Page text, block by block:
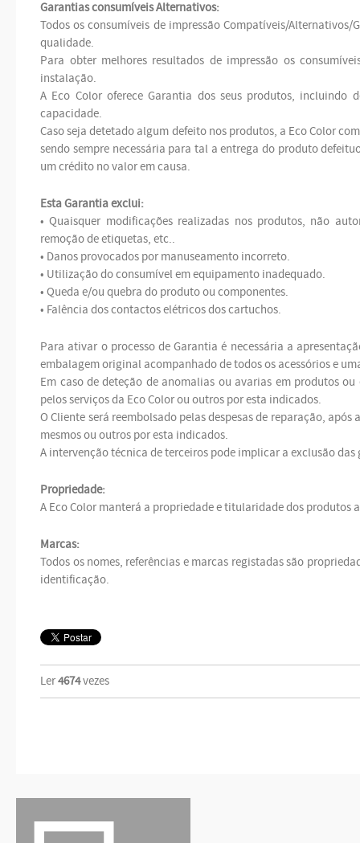
Garantias consumíveis Alternativos:
Todos os consumíveis de impressão Compatíveis/
qualidade.
Para obter melhores resultados de impressão os
instalação.
A Eco Color oferece Garantia dos seus produtos,
capacidade.
Caso seja detetado algum defeito nos produtos, a Eco Color
sendo sempre necessária para tal a entrega do produto
um crédito no valor em causa.
Esta Garantia exclui:
• Quaisquer modificações realizadas nos produtos, não
remoção de etiquetas, etc..
• Danos provocados por manuseamento incorreto.
• Utilização do consumível em equipamento inadequado.
• Queda e/ou quebra do produto ou componentes.
• Falência dos contactos elétricos dos cartuchos.
Para ativar o processo de Garantia é necessária a
embalagem original acompanhado de todos os acessórios e
Em caso de deteção de anomalias ou avarias em produtos
pelos serviços da Eco Color ou outros por esta indicados.
O Cliente será reembolsado pelas despesas de reparação,
mesmos ou outros por esta indicados.
A intervenção técnica de terceiros pode implicar a exclusão
Propriedade:
A Eco Color manterá a propriedade e titularidade dos produtos
Marcas:
Todos os nomes, referências e marcas registadas são
identificação.
Ler4674vezes